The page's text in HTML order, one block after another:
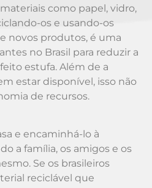
como papel, vidro,
os e usando-os
novos produtos, é uma
no Brasil para reduzir a
estufa. Além de a
estar disponível, isso não
de recursos.
e encaminhá-lo à
a família, os amigos e os
Se os brasileiros
reciclável que